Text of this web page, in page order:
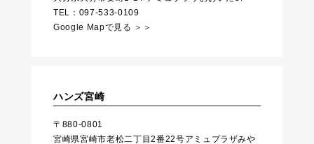
TEL：097-533-0109
Google Mapで見る ＞＞
ハンズ宮崎
〒880-0801
宮崎県宮崎市老松二丁目2番22号アミュプラザみや